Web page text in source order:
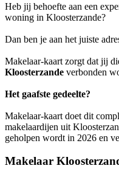
Heb jij behoefte aan een
woning in Kloosterzande?
Dan ben je aan het juiste
Makelaar-kaart zorgt dat jij
Kloosterzande verbonden
Het gaafste gedeelte?
Makelaar-kaart doet dit
makelaardijen uit
geholpen wordt in 2026 en
Makelaar